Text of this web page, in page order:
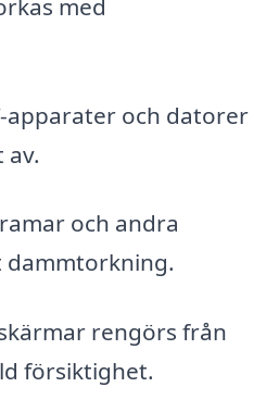
med
apparater och datorer
av.
och andra
rengörs från
försiktighet.